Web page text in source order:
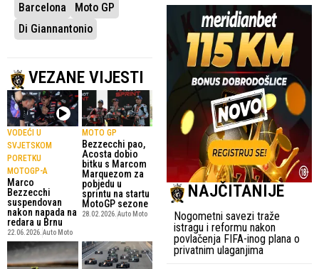
Barcelona
Moto GP
Di Giannantonio
VEZANE VIJESTI
VODEĆI U
SVJETSKOM
PORETKU
MOTOGP-A
Marco
Bezzecchi
suspendovan
nakon napada na
redara u Brnu
22.06.2026.Auto Moto
MOTO GP
Bezzecchi pao,
Acosta dobio
bitku s Marcom
Marquezom za
pobjedu u
sprintu na startu
MotoGP sezone
28.02.2026.Auto Moto
NAJČITANIJE
Nogometni savezi traže
istragu i reformu nakon
povlačenja FIFA-inog plana o
privatnim ulaganjima